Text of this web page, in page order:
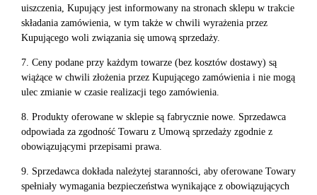
uiszczenia, Kupujący jest informowany na stronach sklepu w trakcie
składania zamówienia, w tym także w chwili wyrażenia przez
Kupującego woli związania się umową sprzedaży.
7. Ceny podane przy każdym towarze (bez kosztów dostawy) są
wiążące w chwili złożenia przez Kupującego zamówienia i nie mogą
ulec zmianie w czasie realizacji tego zamówienia.
8. Produkty oferowane w sklepie są fabrycznie nowe. Sprzedawca
odpowiada za zgodność Towaru z Umową sprzedaży zgodnie z
obowiązującymi przepisami prawa.
9. Sprzedawca dokłada należytej staranności, aby oferowane Towary
spełniały wymagania bezpieczeństwa wynikające z obowiązujących